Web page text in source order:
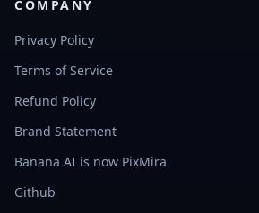
COMPANY
Privacy Policy
Terms of Service
Refund Policy
Brand Statement
Banana AI is now PixMira
Github